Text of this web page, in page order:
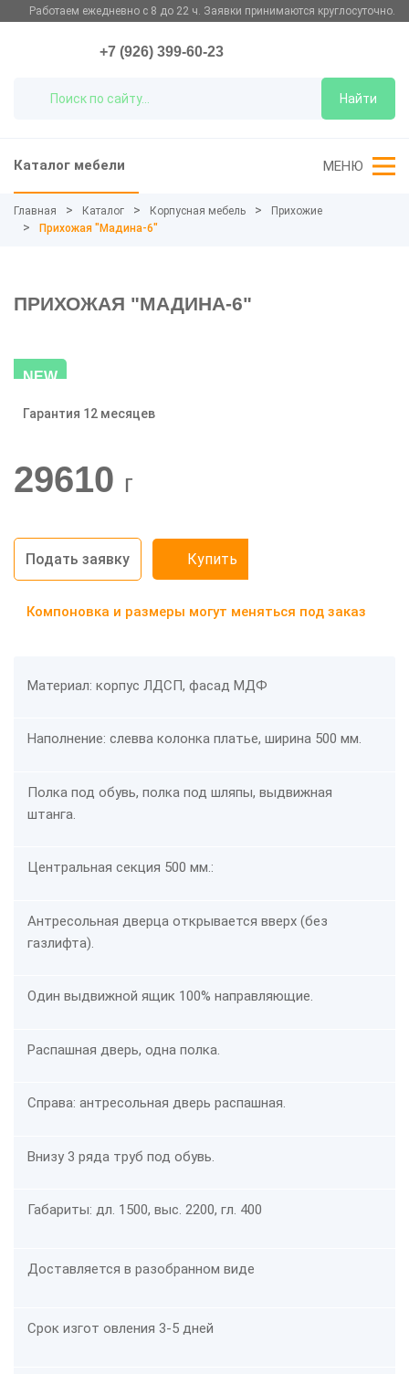
Работаем ежедневно с 8 до 22 ч. Заявки принимаются круглосуточно.
Найти
+7 (926) 399-60-23
Каталог мебели МЕНЮ
Главная Каталог Корпусная мебель
Прихожие
Прихожая "Мадина-6"
ПРИХОЖАЯ "МАДИНА-6"
NEW
-20%
Гарантия 12 месяцев
29610 г
Подать заявку Купить
Компоновка и размеры могут меняться под заказ
Материал: корпус ЛДСП, фасад МДФ
Наполнение: слевва колонка платье, ширина 500 мм.
Полка под обувь, полка под шляпы, выдвижная
штанга.
Центральная секция 500 мм.:
Антресольная дверца открывается вверх (без
газлифта).
Один выдвижной ящик 100% направляющие.
Распашная дверь, одна полка.
Справа: антресольная дверь распашная.
Внизу 3 ряда труб под обувь.
Габариты: дл. 1500, выс. 2200, гл. 400
Доставляется в разобранном виде
Срок изгот овления 3-5 дней